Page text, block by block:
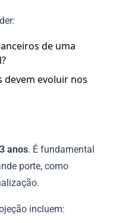
de uma
devem evoluir nos
anos. É fundamental
porte, como
incluem: